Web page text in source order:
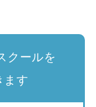
クールを
ます